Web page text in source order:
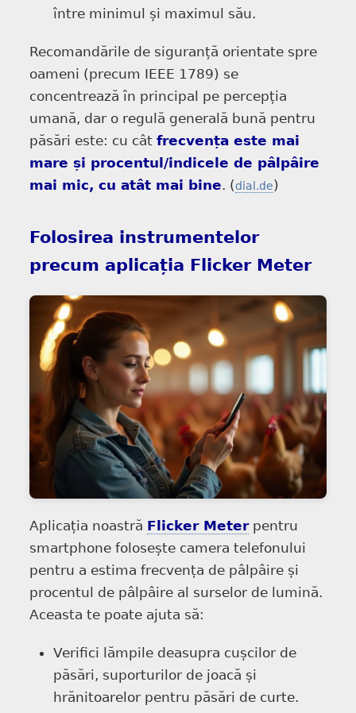
între minimul și maximul său.
Recomandările de siguranță orientate spre
oameni (precum IEEE 1789) se
concentrează în principal pe percepția
umană, dar o regulă generală bună pentru
păsări este: cu câtfrecvența este mai
mare și procentul/indicele de pâlpâire
mai mic, cu atât mai bine. (dial.de)
Folosirea instrumentelor
precum aplicația Flicker Meter
Aplicația noastră Flicker Meterpentru
smartphone folosește camera telefonului
pentru a estima frecvența de pâlpâire și
procentul de pâlpâire al surselor de lumină.
Aceasta te poate ajuta să:
Verifici lămpile deasupra cușcilor de
păsări, suporturilor de joacă și
hrănitoarelor pentru păsări de curte.